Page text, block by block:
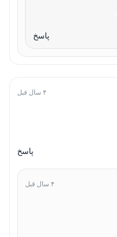
پاسخ
۴ سال قبل
پاسخ
۴ سال قبل